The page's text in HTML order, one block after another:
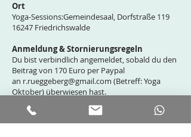
Ort
Yoga-Sessions:Gemeindesaal, Dorfstraße 119
16247 Friedrichswalde
Anmeldung & Stornierungsregeln
Du bist verbindlich angemeldet, sobald du den
Beitrag von 170 Euro per Paypal
an r.rueggeberg@gmail.com (Betreff: Yoga
Oktober) überwiesen hast.
Aufgrund der knappen Kostenkalkulation
können wir den Betrag nur bis zum 20.09